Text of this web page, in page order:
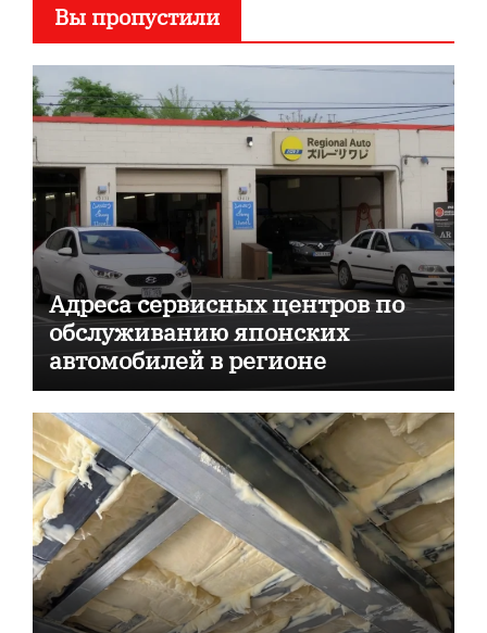
Вы пропустили
Адреса сервисных центров по
обслуживанию японских
автомобилей в регионе